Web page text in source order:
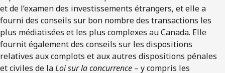
et de l’examen des investissements étrangers, et elle a
fourni des conseils sur bon nombre des transactions les
plus médiatisées et les plus complexes au Canada. Elle
fournit également des conseils sur les dispositions
relatives aux complots et aux autres dispositions pénales
et civiles de laLoi sur la concurrence – y compris les